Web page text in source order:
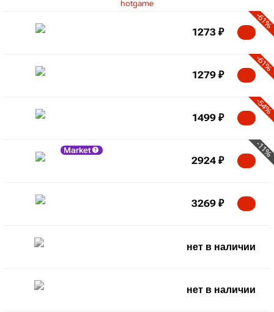
hotgame
-61%
1273 ₽
-61%
1279 ₽
-54%
1499 ₽
Market -11%
2924 ₽
3269 ₽
нет в наличии
нет в наличии